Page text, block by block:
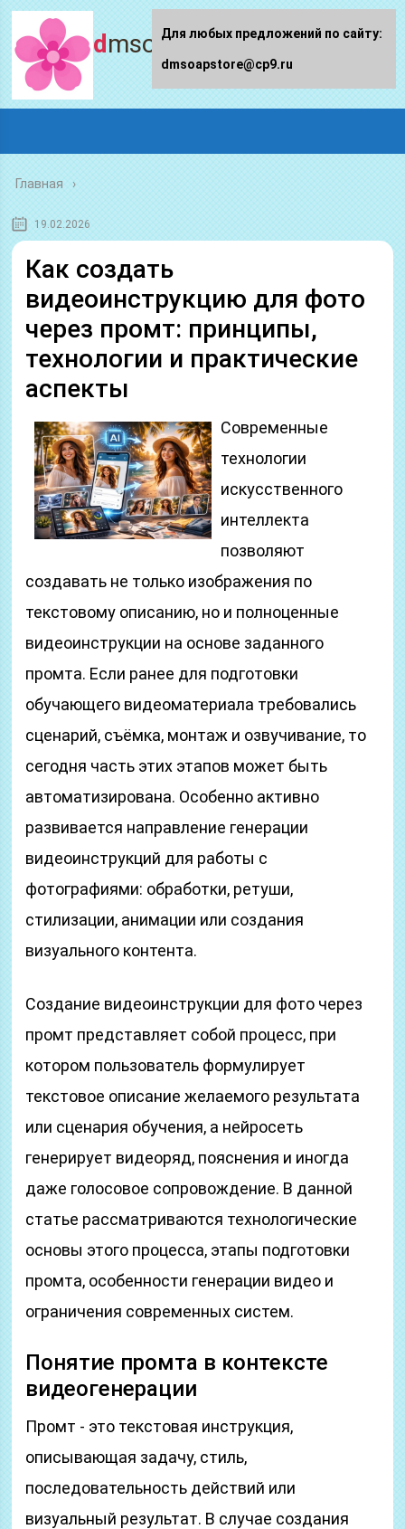
dmsoapstore.ru
Главная
19.02.2026
Как создать
видеоинструкцию для фото
через промт: принципы,
технологии и практические
аспекты
Современные
технологии
искусственного
интеллекта
позволяют
создавать не только изображения по
текстовому описанию, но и полноценные
видеоинструкции на основе заданного
промта. Если ранее для подготовки
обучающего видеоматериала требовались
сценарий, съёмка, монтаж и озвучивание, то
сегодня часть этих этапов может быть
автоматизирована. Особенно активно
развивается направление генерации
видеоинструкций для работы с
фотографиями: обработки, ретуши,
стилизации, анимации или создания
визуального контента.
Создание видеоинструкции для фото через
промт представляет собой процесс, при
котором пользователь формулирует
текстовое описание желаемого результата
или сценария обучения, а нейросеть
генерирует видеоряд, пояснения и иногда
даже голосовое сопровождение. В данной
статье рассматриваются технологические
основы этого процесса, этапы подготовки
промта, особенности генерации видео и
ограничения современных систем.
Понятие промта в контексте
видеогенерации
Промт - это текстовая инструкция,
описывающая задачу, стиль,
последовательность действий или
визуальный результат. В случае создания
Для любых предложений по сайту:
dmsoapstore@cp9.ru